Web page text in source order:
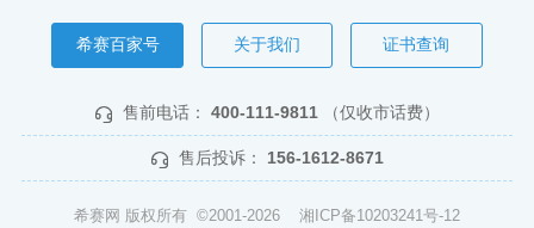
希赛百家号 关于我们 证书查询
售前电话： 400-111-9811 （仅收市话费）
售后投诉： 156-1612-8671
希赛网 版权所有 ©2001-2026 湘ICP备10203241号-12